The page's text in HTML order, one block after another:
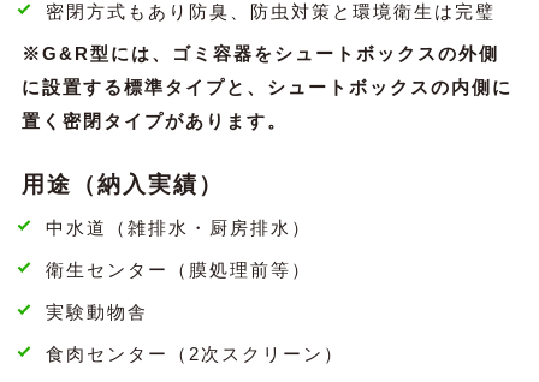
密閉方式もあり防臭、防虫対策と環境衛生は完璧
※G&R型には、ゴミ容器をシュートボックスの外側
に設置する標準タイプと、シュートボックスの内側に
置く密閉タイプがあります。
用途（納入実績）
中水道（雑排水・厨房排水）
衛生センター（膜処理前等）
実験動物舎
食肉センター（2次スクリーン）